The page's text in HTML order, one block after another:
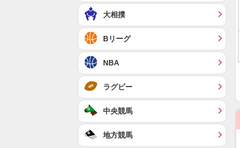
大相撲
Bリーグ
NBA
ラグビー
中央競馬
地方競馬